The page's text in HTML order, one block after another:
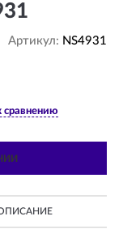
Артикул: NS4931
сравнению